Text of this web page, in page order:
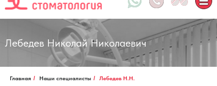
Лебедев Николай Николаевич
Главная / Наши специалисты / Лебедев Н.Н.